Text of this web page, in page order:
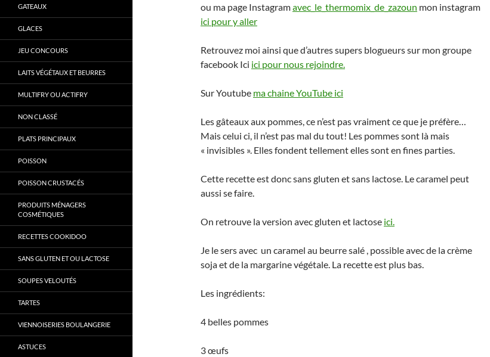
ou ma page Instagramavec_le_thermomix_de_zazoun mon instagram
ici pour y aller
Retrouvez moi ainsi que d’autres supers blogueurs sur mon groupe
facebook Ici ici pour nous rejoindre.
Sur Youtube ma chaine YouTube ici
Les gâteaux aux pommes, ce n’est pas vraiment ce que je préfère…
Mais celui ci, il n’est pas mal du tout! Les pommes sont là mais
« invisibles ». Elles fondent tellement elles sont en fines parties.
Cette recette est donc sans gluten et sans lactose. Le caramel peut
aussi se faire.
On retrouve la version avec gluten et lactose ici.
Je le sers avec un caramel au beurre salé , possible avec de la crème
soja et de la margarine végétale. La recette est plus bas.
Les ingrédients:
4 belles pommes
3 œufs
GATEAUX
GLACES
JEU CONCOURS
LAITS VÉGÉTAUX ET BEURRES
MULTIFRY OU ACTIFRY
NON CLASSÉ
PLATS PRINCIPAUX
POISSON
POISSON CRUSTACÉS
PRODUITS MÉNAGERS
COSMÉTIQUES
RECETTES COOKIDOO
SANS GLUTEN ET OU LACTOSE
SOUPES VELOUTÉS
TARTES
VIENNOISERIES BOULANGERIE
ASTUCES